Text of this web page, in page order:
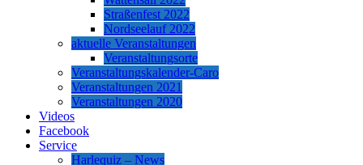
Straßenfest 2022
Nordseelauf 2022
aktuelle Veranstaltungen
Veranstaltungsorte
Veranstaltungskalender-Caro
Veranstaltungen 2021
Veranstaltungen 2020
Videos
Facebook
Service
Harlequiz – News